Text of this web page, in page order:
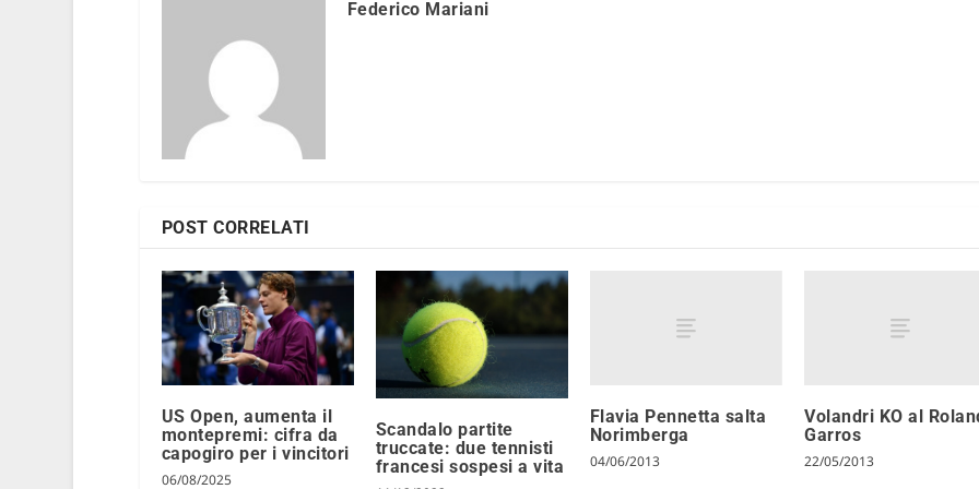
Federico Mariani
POST CORRELATI
US Open, aumenta il
montepremi: cifra da
capogiro per i vincitori
06/08/2025
Scandalo partite
truccate: due tennisti
francesi sospesi a vita
Flavia Pennetta salta
Norimberga
04/06/2013
Volandri KO al
Garros
22/05/2013